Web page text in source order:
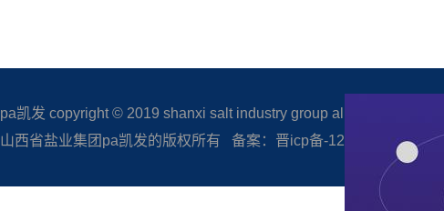
pa凯发 copyright © 2019 shanxi salt industry group all rights reserved.
山西省盐业集团pa凯发的版权所有 备案：晋icp备-12005506